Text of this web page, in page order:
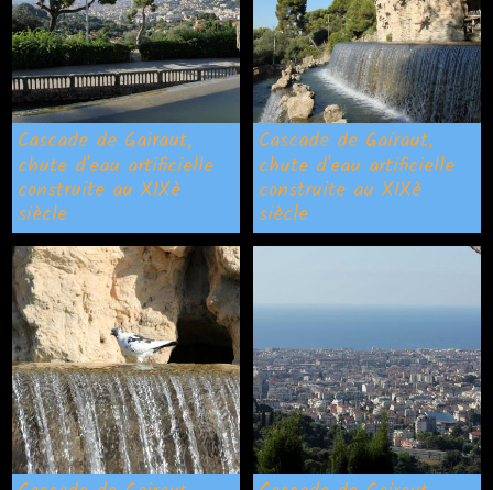
Cascade de Gairaut,
chute d'eau artificielle
construite au XIXè
siècle
Cascade de Gairaut,
chute d'eau artificielle
construite au XIXè
siècle